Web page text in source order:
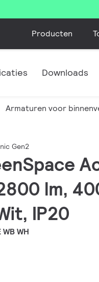
Producten
Downloads
Armaturen voor
Gen2
lm,
IP20
WH